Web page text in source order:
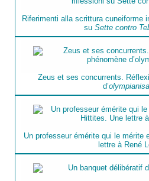
Riferimenti alla scrittura cuneiforme
su Sette contro
Zeus et ses concurrents.
d’
Un professeur émérite qui le mérite
lettre à René